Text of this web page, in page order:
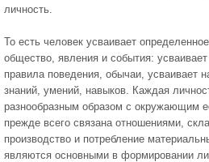
личность.
То есть человек усваивает
общество, явления и события:
правила поведения, обычаи, усваивает
знаний, умений, навыков. Каждая
разнообразным образом с окружающим
прежде всего связана отношениями,
производство и потребление
являются основными в формировании